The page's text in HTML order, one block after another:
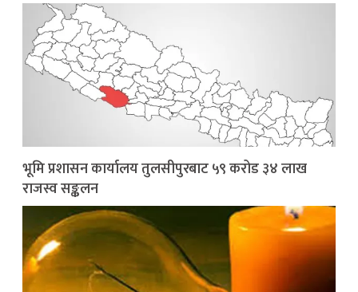
भूमि प्रशासन कार्यालय तुलसीपुरबाट ५९ करोड ३४ लाख
राजस्व सङ्कलन